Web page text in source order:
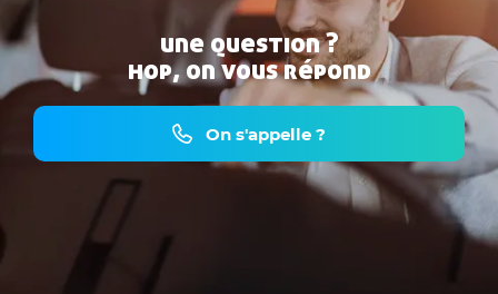
une question ?
hop, on vous répond
On s'appelle ?